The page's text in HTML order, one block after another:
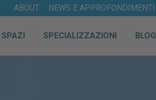
ABOUT NEWS E APPROFONDIMENTI
SPAZI SPECIALIZZAZIONI BLOG